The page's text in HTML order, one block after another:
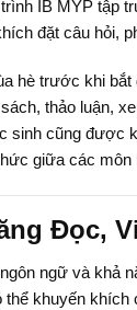
IB MYP tập
đặt câu hỏi,
hè trước khi
thảo luận,
sinh cũng được
giữa các môn
Đọc,
ngữ và khả
thể khuyến